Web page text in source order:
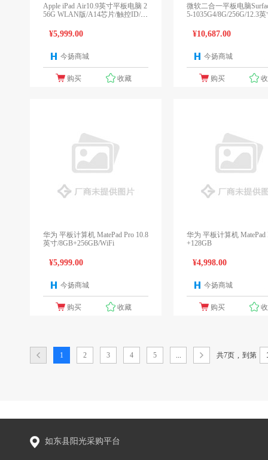
Apple iPad Air10.9英寸平板电脑 2
56G WLAN版/A14芯片/触控ID/全
¥5,999.00
今扬商城
购买 收藏
微软二合一平板电脑
5-1035G4/8G/256G/12.3
¥10,687.00
今扬商城
购买
华为 平板计算机 MatePad Pro 10.8
英寸/8GB+256GB/WiFi
¥5,999.00
今扬商城
购买 收藏
华为 平板计算机 MatePad
+128GB
¥4,998.00
今扬商城
购买
1 2 3 4 5 ... 共7页 到第
如东县阳光采购平台